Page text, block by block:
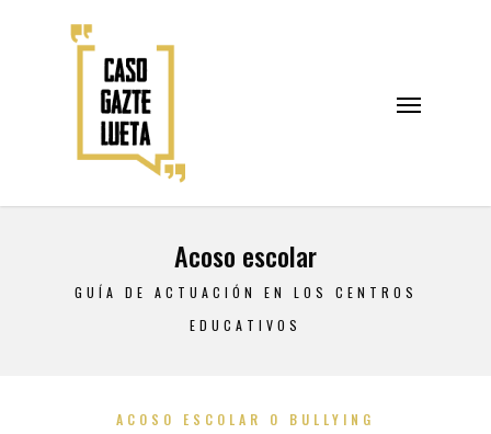
Acoso escolar
GUÍA DE ACTUACIÓN EN LOS CENTROS
EDUCATIVOS
ACOSO ESCOLAR O BULLYING